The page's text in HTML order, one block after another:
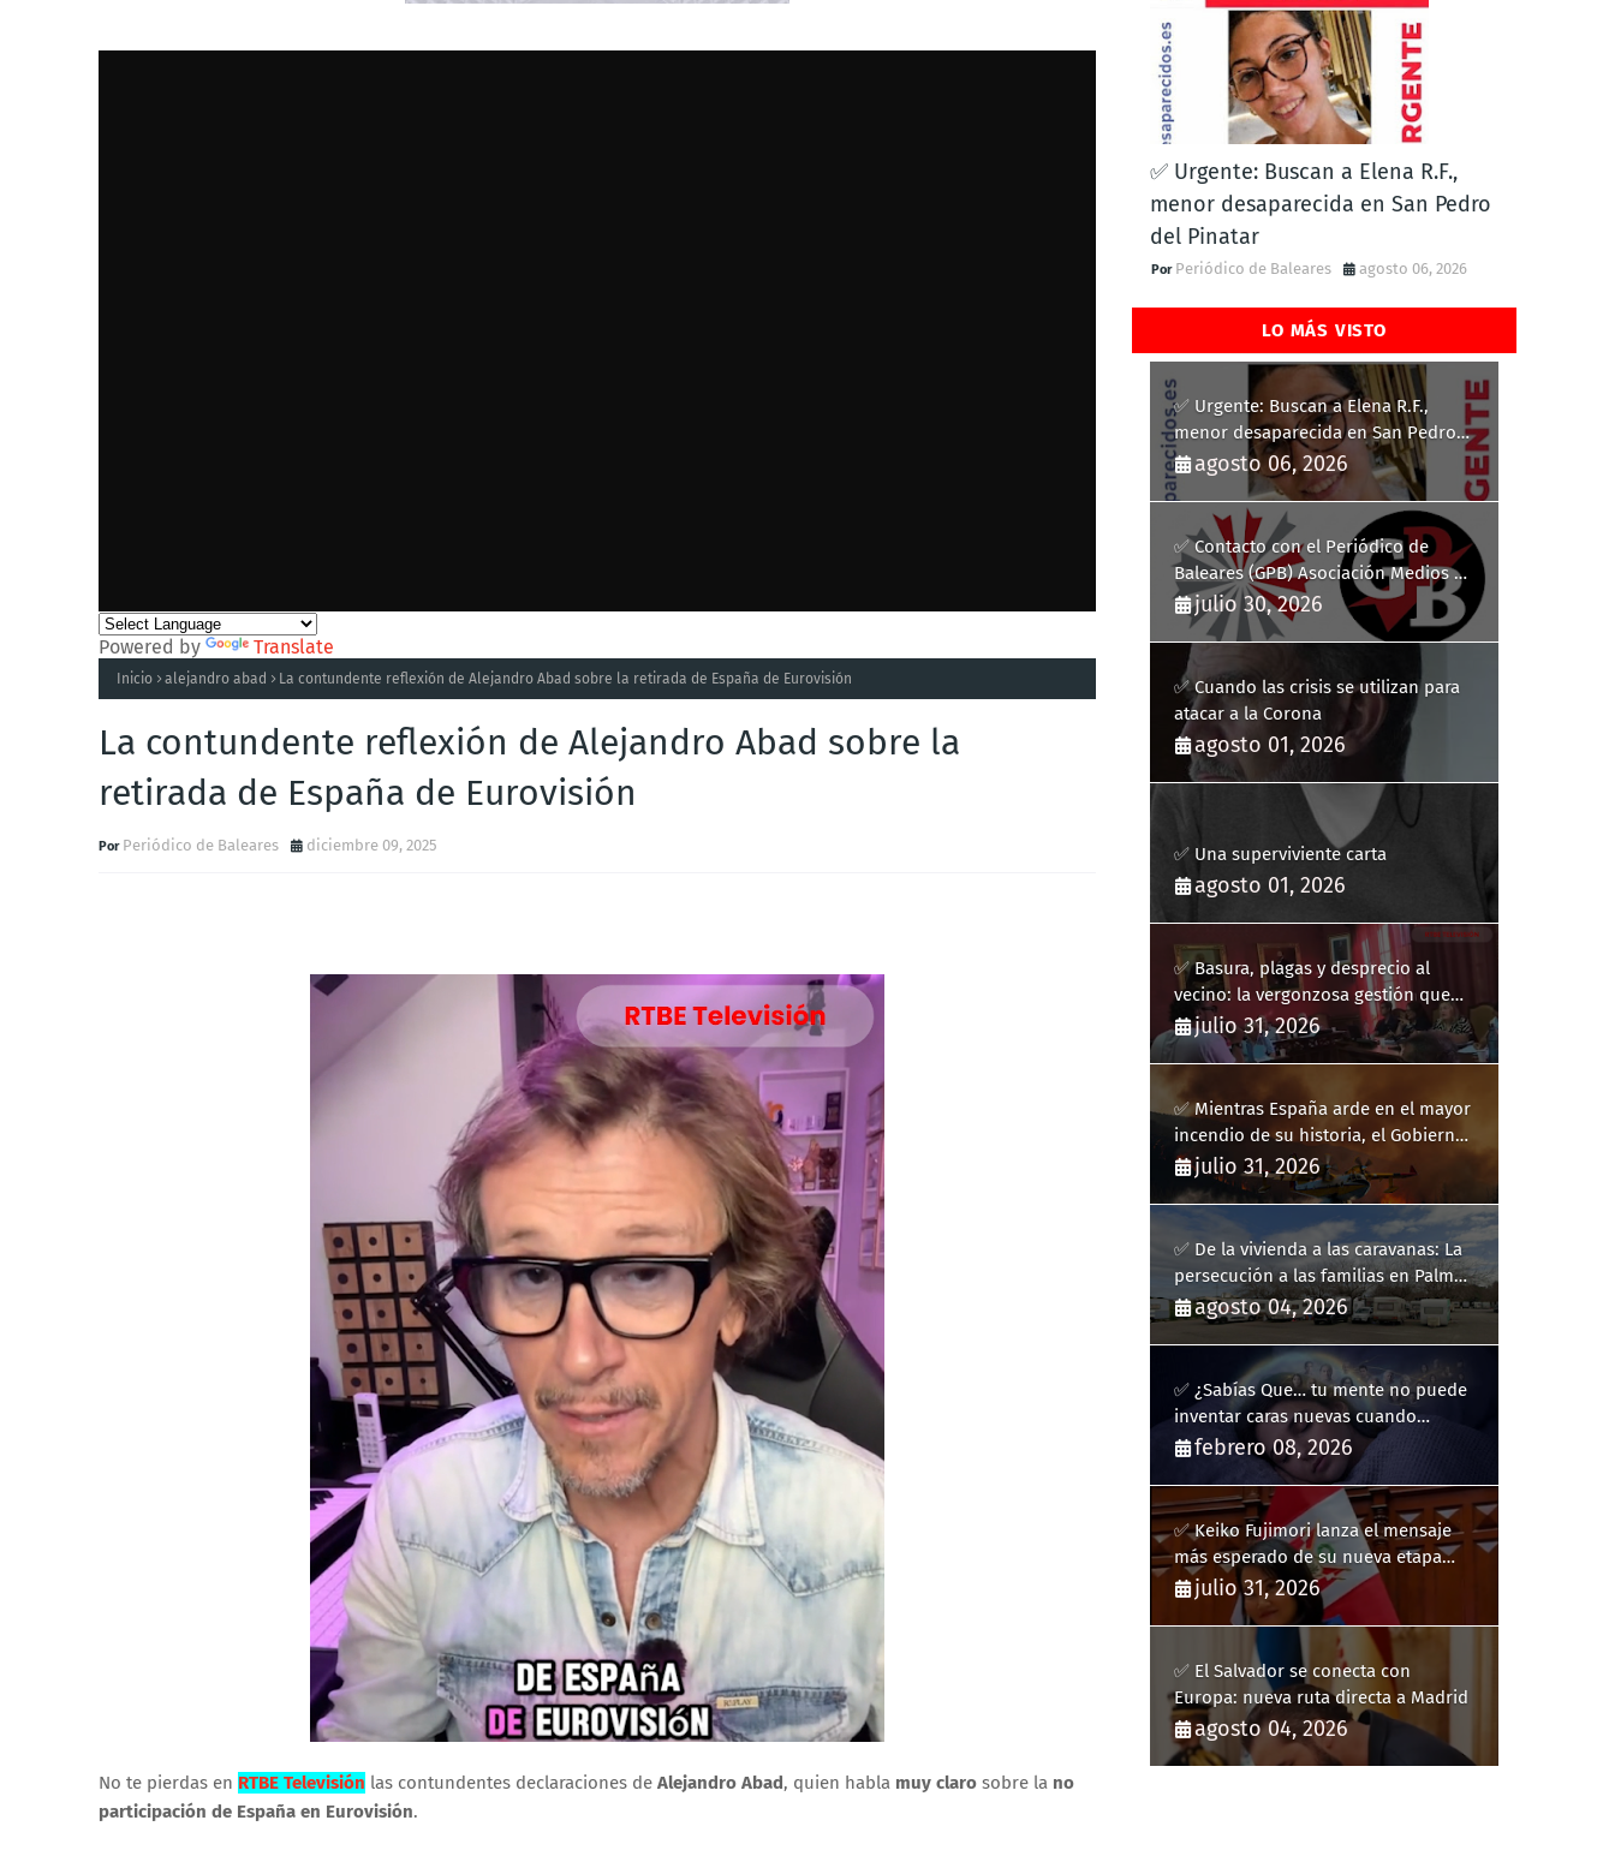
Powered by Translate
Inicio alejandro abad La contundente reflexión de Alejandro Abad sobre la retirada de España de Eurovisión
La contundente reflexión de Alejandro Abad sobre la
retirada de España de Eurovisión
Periódico de Baleares diciembre 09, 2025
No te pierdas en RTBE Televisión las contundentes declaraciones de Alejandro Abad, quien habla muy claro sobre la no
participación de España en Eurovisión.
✅ Urgente: Buscan a Elena R.F.,
menor desaparecida en San Pedro
del Pinatar
Periódico de Baleares agosto 06, 2026
LO MÁS VISTO
✅ Urgente: Buscan a Elena R.F.,
menor desaparecida en San Pedro
del Pinatar
agosto 06, 2026
✅ Contacto con el Periódico de
Baleares (GPB) Asociación Medios de
Comunicación Digitales
julio 30, 2026
✅ Cuando las crisis se utilizan para
atacar a la Corona
agosto 01, 2026
✅ Una superviviente carta
agosto 01, 2026
✅ Basura, plagas y desprecio al
vecino: la vergonzosa gestión que
ha hecho estallar a Llucmajor
julio 31, 2026
✅ Mientras España arde en el mayor
incendio de su historia, el Gobierno
bloquea siete hidroaviones por
"ahorrarse" dinero
julio 31, 2026
✅ De la vivienda a las caravanas: La
persecución a las familias en Palma
y la complicidad de un fracaso
heredado
agosto 04, 2026
✅ ¿Sabías Que… tu mente no puede
inventar caras nuevas cuando
sueñas?
febrero 08, 2026
✅ Keiko Fujimori lanza el mensaje
más esperado de su nueva etapa
como presidenta de Perú
julio 31, 2026
✅ El Salvador se conecta con
Europa: nueva ruta directa a Madrid
agosto 04, 2026